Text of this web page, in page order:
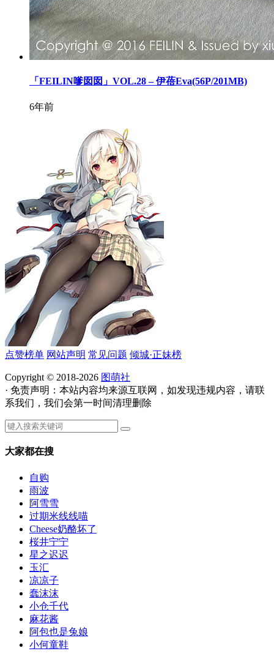
「FEILIN嗲囡囡」VOL.28 – 伊蓓Eva(56P/201MB)
6年前
点赞榜单 网站声明 常见问题 倾城·正妹榜
Copyright © 2018-2026 图萌社
· 免责声明：本站内容均来源互联网，如发现违规内容，请联
系我们，我们会第一时间清理删除
大家都在搜
自购
雨波
阿雪雪
过期米线线喵
Cheese奶酪坏了
桜井宁宁
星之迟迟
玉汇
凉凉子
蠢沫沫
小仓千代
麻花酱
阿包也是兔娘
小何童鞋